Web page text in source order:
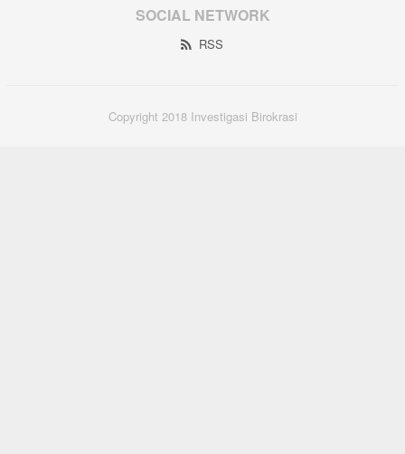
SOCIAL NETWORK
RSS
Copyright 2018 Investigasi Birokrasi